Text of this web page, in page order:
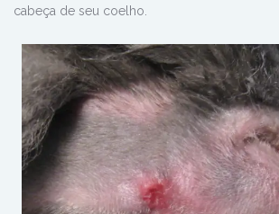
cabeça de seu coelho.